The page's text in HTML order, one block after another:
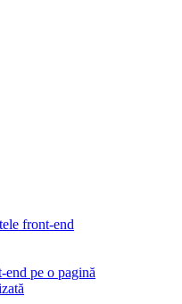
front-end
end pe o pagină